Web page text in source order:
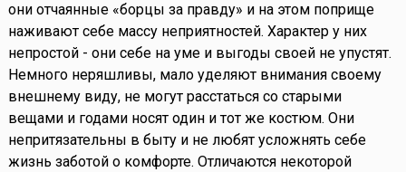
они отчаянные «борцы за правду» и на этом поприще
наживают себе массу неприятностей. Характер у них
непростой - они себе на уме и выгоды своей не упустят.
Немного неряшливы, мало уделяют внимания своему
внешнему виду, не могут расстаться со старыми
вещами и годами носят один и тот же костюм. Они
непритязательны в быту и не любят усложнять себе
жизнь заботой о комфорте. Отличаются некоторой